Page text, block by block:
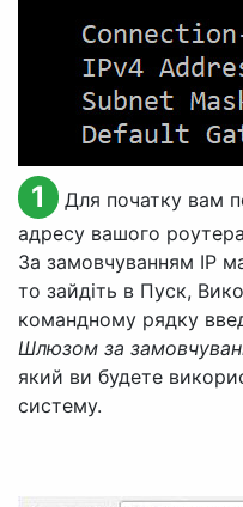
1
Для початку вам
адресу вашого
За замовчуванням IP
то зайдіть в Пуск,
командному рядку
Шлюзом за
який ви будете
систему.